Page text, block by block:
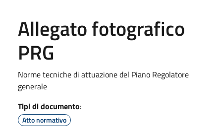
Allegato fotografico
PRG
Norme tecniche di attuazione del Piano Regolatore
generale
Tipi di documento:
Atto normativo